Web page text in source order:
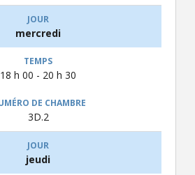
mercredi
18 h 00 - 20 h 30
3D.2
jeudi